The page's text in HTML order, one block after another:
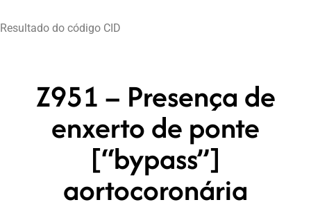
Resultado do código CID
Z951 – Presença de
enxerto de ponte
[“bypass”]
aortocoronária